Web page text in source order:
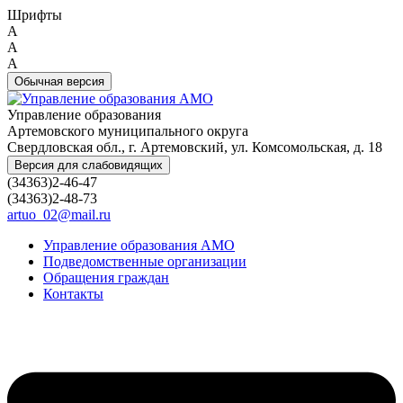
Шрифты
A
A
A
Обычная версия
Управление образования
Артемовского муниципального округа
Свердловская обл., г. Артемовский, ул. Комсомольская, д. 18
Версия для слабовидящих
(34363)2-46-47
(34363)2-48-73
artuo_02@mail.ru
Управление образования АМО
Подведомственные организации
Обращения граждан
Контакты